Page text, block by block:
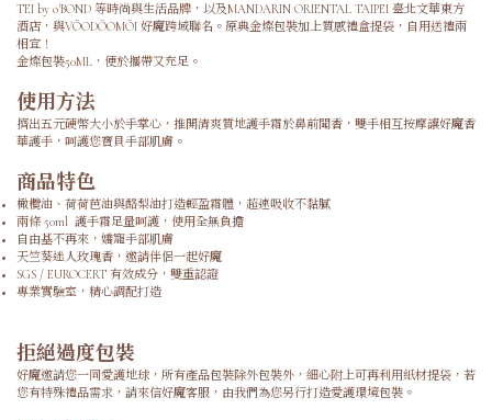
TEI by o'BOND 等時尚與生活品牌，以及MANDARIN ORIENTAL TAIPEI 臺北文華東方
酒店，與VÖODÖOMÖI 好魔跨域聯名。原典金燦包裝加上質感禮盒提袋，自用送禮兩
相宜！
金燦包裝50ML，便於攜帶又充足。
使用方法
擠出五元硬幣大小於手掌心，推開清爽質地護手霜於鼻前聞香，雙手相互按摩讓好魔香
華護手，呵護您寶貝手部肌膚。
商品特色
橄欖油、荷荷芭油與酪梨油打造輕盈霜體，超速吸收不黏膩
兩條 50ml 護手霜足量呵護，使用全無負擔
自由基不再來，嬌寵手部肌膚
天竺葵迷人玫瑰香，邀請伴侶一起好魔
SGS / EUROCERT 有效成分，雙重認證
專業實驗室，精心調配打造
拒絕過度包裝
好魔邀請您一同愛護地球，所有產品包裝除外包裝外，細心附上可再利用紙材提袋，若
您有特殊禮品需求，請來信好魔客服 ，由我們為您另行打造愛護環境包裝。